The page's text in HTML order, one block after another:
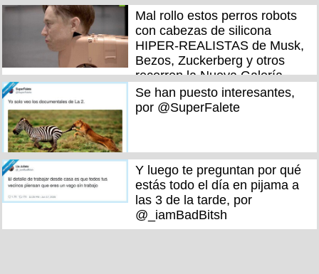
Mal rollo estos perros robots
con cabezas de silicona
HIPER-REALISTAS de Musk,
Bezos, Zuckerberg y otros
recorren la Nueva Galería
Nacional de Berlín
Se han puesto interesantes,
por @SuperFalete
Y luego te preguntan por qué
estás todo el día en pijama a
las 3 de la tarde, por
@_iamBadBitsh